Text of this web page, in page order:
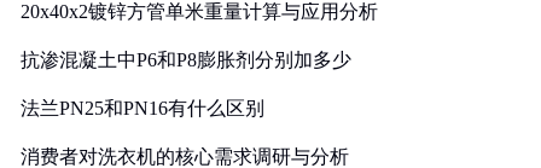
20x40x2镀锌方管单米重量计算与应用分析
抗渗混凝土中P6和P8膨胀剂分别加多少
法兰PN25和PN16有什么区别
消费者对洗衣机的核心需求调研与分析